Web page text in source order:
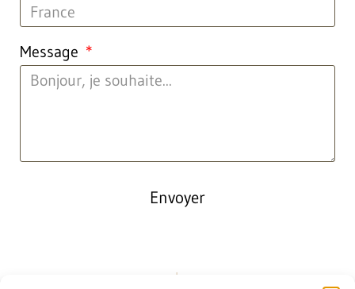
Message
Envoyer